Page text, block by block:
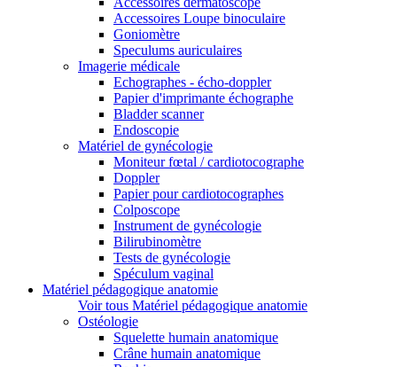
Accessoires Loupe binoculaire
Goniomètre
Speculums auriculaires
Imagerie médicale
Echographes - écho-doppler
Papier d'imprimante échographe
Bladder scanner
Endoscopie
Matériel de gynécologie
Moniteur fœtal / cardiotocographe
Doppler
Papier pour cardiotocographes
Colposcope
Instrument de gynécologie
Bilirubinomètre
Tests de gynécologie
Spéculum vaginal
Matériel pédagogique anatomie
Voir tous Matériel pédagogique anatomie
Ostéologie
Squelette humain anatomique
Crâne humain anatomique